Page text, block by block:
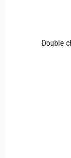
Double